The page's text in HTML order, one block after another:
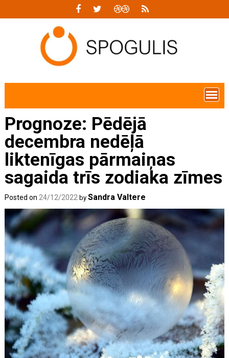
Prognoze: Pēdējā
decembra nedēļā
liktenīgas pārmaiņas
sagaida trīs zodiaka zīmes
Posted on 24/12/2022 bySandra Valtere